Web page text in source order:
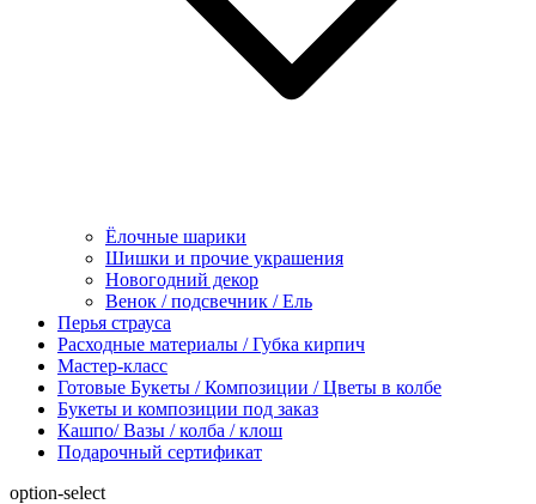
Ёлочные шарики
Шишки и прочие украшения
Новогодний декор
Венок / подсвечник / Ель
Перья страуса
Расходные материалы / Губка кирпич
Мастер-класс
Готовые Букеты / Композиции / Цветы в колбе
Букеты и композиции под заказ
Кашпо/ Вазы / колба / клош
Подарочный сертификат
option-select